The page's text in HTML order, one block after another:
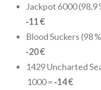
Jackpot 6000 (98,9
‑11 €
Blood Suckers (98
‑20 €
1429 Uncharted
1000 =‑14 €